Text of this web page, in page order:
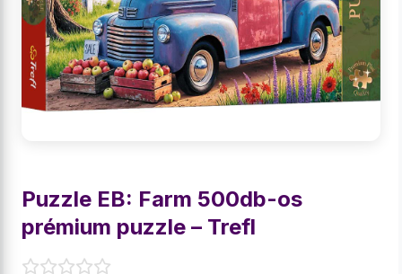
Puzzle EB: Farm 500db-os
prémium puzzle – Trefl